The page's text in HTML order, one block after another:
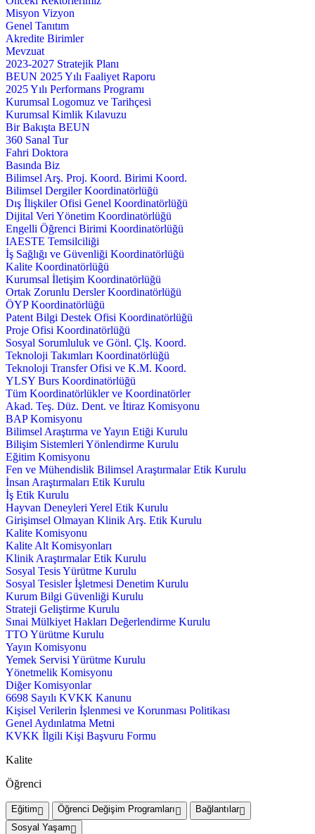
Misyon Vizyon
Genel Tanıtım
Akredite Birimler
Mevzuat
2023-2027 Stratejik Planı
BEUN 2025 Yılı Faaliyet Raporu
2025 Yılı Performans Programı
Kurumsal Logomuz ve Tarihçesi
Kurumsal Kimlik Kılavuzu
Bir Bakışta BEUN
360 Sanal Tur
Fahri Doktora
Basında Biz
Bilimsel Arş. Proj. Koord. Birimi Koord.
Bilimsel Dergiler Koordinatörlüğü
Dış İlişkiler Ofisi Genel Koordinatörlüğü
Dijital Veri Yönetim Koordinatörlüğü
Engelli Öğrenci Birimi Koordinatörlüğü
IAESTE Temsilciliği
İş Sağlığı ve Güvenliği Koordinatörlüğü
Kalite Koordinatörlüğü
Kurumsal İletişim Koordinatörlüğü
Ortak Zorunlu Dersler Koordinatörlüğü
ÖYP Koordinatörlüğü
Patent Bilgi Destek Ofisi Koordinatörlüğü
Proje Ofisi Koordinatörlüğü
Sosyal Sorumluluk ve Gönl. Çlş. Koord.
Teknoloji Takımları Koordinatörlüğü
Teknoloji Transfer Ofisi ve K.M. Koord.
YLSY Burs Koordinatörlüğü
Tüm Koordinatörlükler ve Koordinatörler
Akad. Teş. Düz. Dent. ve İtiraz Komisyonu
BAP Komisyonu
Bilimsel Araştırma ve Yayın Etiği Kurulu
Bilişim Sistemleri Yönlendirme Kurulu
Eğitim Komisyonu
Fen ve Mühendislik Bilimsel Araştırmalar Etik Kurulu
İnsan Araştırmaları Etik Kurulu
İş Etik Kurulu
Hayvan Deneyleri Yerel Etik Kurulu
Girişimsel Olmayan Klinik Arş. Etik Kurulu
Kalite Komisyonu
Kalite Alt Komisyonları
Klinik Araştırmalar Etik Kurulu
Sosyal Tesis Yürütme Kurulu
Sosyal Tesisler İşletmesi Denetim Kurulu
Kurum Bilgi Güvenliği Kurulu
Strateji Geliştirme Kurulu
Sınai Mülkiyet Hakları Değerlendirme Kurulu
TTO Yürütme Kurulu
Yayın Komisyonu
Yemek Servisi Yürütme Kurulu
Yönetmelik Komisyonu
Diğer Komisyonlar
6698 Sayılı KVKK Kanunu
Kişisel Verilerin İşlenmesi ve Korunması Politikası
Genel Aydınlatma Metni
KVKK İlgili Kişi Başvuru Formu
Kalite
Öğrenci
Eğitim Öğrenci Değişim Programları
Bağlantılar
Sosyal Yaşam